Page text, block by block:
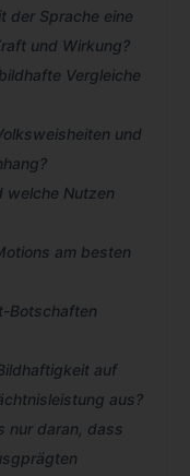
der Sprache eine
und Wirkung?
Vergleiche
und
welche Nutzen
am besten
Botschaften
auf
aus?
nur daran, dass